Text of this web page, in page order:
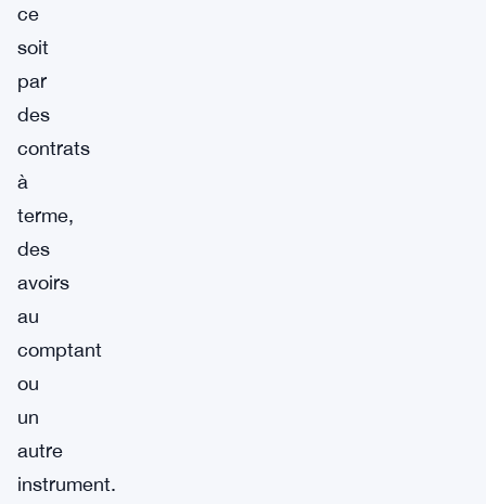
ce
soit
par
des
contrats
à
terme,
des
avoirs
au
comptant
ou
un
autre
instrument.